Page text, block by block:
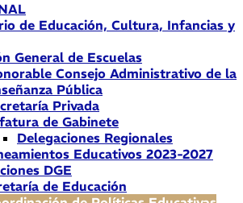
de Educación, Cultura, Infancias y
General de Escuelas
Consejo Administrativo de la
Pública
Privada
de Gabinete
Delegaciones Regionales
Educativos 2023-2027
DGE
de Educación